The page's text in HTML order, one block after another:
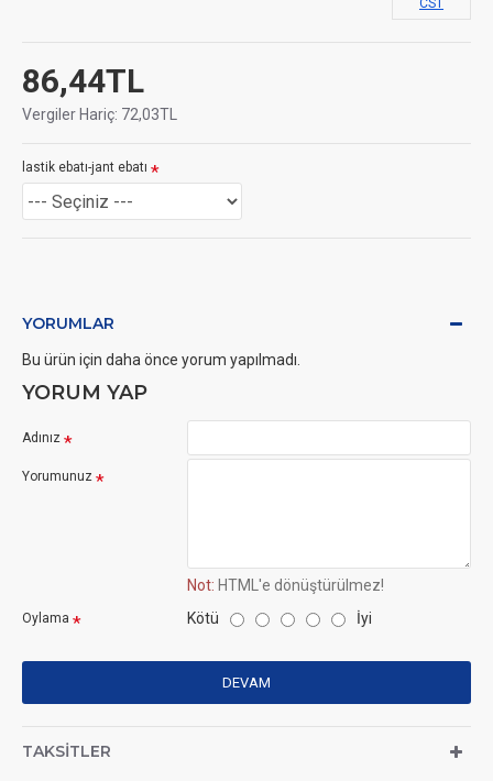
86,44TL
Vergiler Hariç: 72,03TL
CST
lastik ebatı-jant ebatı
YORUMLAR
Bu ürün için daha önce yorum yapılmadı.
YORUM YAP
Adınız
Yorumunuz
Not: HTML'e dönüştürülmez!
Oylama Kötü İyi
DEVAM
TAKSITLER